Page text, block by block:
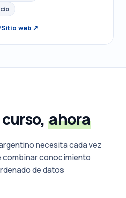
Sitio web ↗
ahora
necesita cada vez
combinar conocimiento
de datos